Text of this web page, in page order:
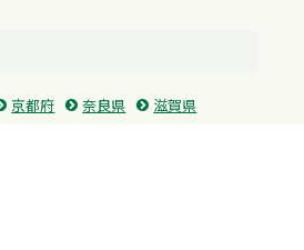
京都府 奈良県
滋賀県